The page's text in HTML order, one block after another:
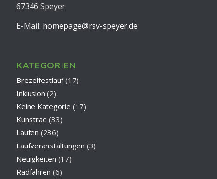
67346 Speyer
E-Mail: homepage@rsv-speyer.de
KATEGORIEN
Brezelfestlauf(17)
Inklusion (2)
Keine Kategorie (17)
Kunstrad (33)
Laufen (236)
Laufveranstaltungen (3)
Neuigkeiten (17)
Radfahren (6)